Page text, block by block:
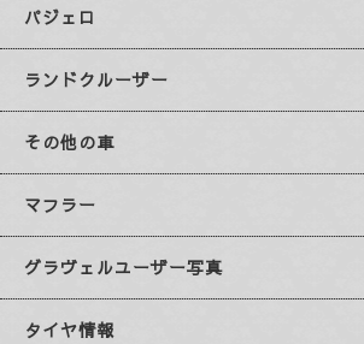
パジェロ
ランドクルーザー
その他の車
マフラー
グラヴェルユーザー写真
タイヤ情報